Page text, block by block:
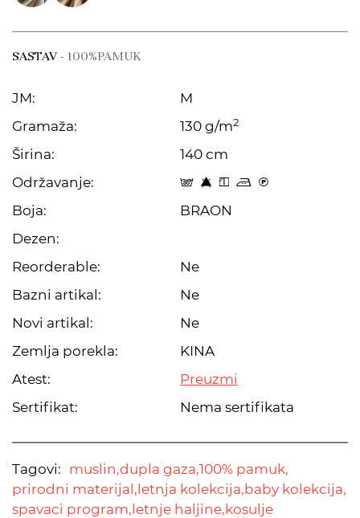
SASTAV- 100%PAMUK
JM:
M
Gramaža:
130 g/m2
Širina:
140 cm
Održavanje:
s 8 y p C
Boja:
BRAON
Dezen:
Reorderable:
Ne
Bazni artikal:
Ne
Novi artikal:
Ne
Zemlja porekla:
KINA
Atest:
Preuzmi
Sertifikat:
Nema sertifikata
Tagovi: muslin,dupla gaza,100% pamuk,
prirodni materijal, letnja kolekcija,baby kolekcija,
spavaci program, letnje haljine, kosulje